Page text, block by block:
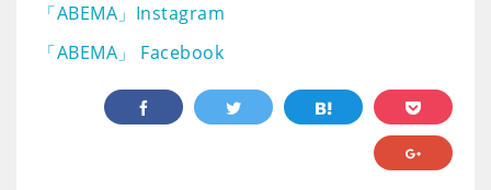
「ABEMA」Instagram
「ABEMA」 Facebook